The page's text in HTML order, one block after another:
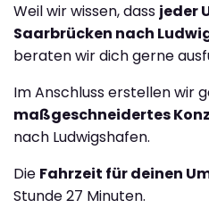
Weil wir wissen, dass jeder
Saarbrücken nach
beraten wir dich gerne
Im Anschluss erstellen wir
maßgeschneidertes
nach Ludwigshafen.
Die Fahrzeit für deinen
Stunde 27 Minuten.